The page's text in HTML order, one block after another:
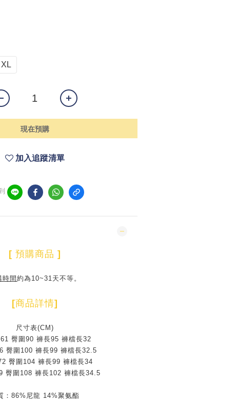
XL
現在預購
加入追蹤清單
[ 預購商品 ]
時間 約為10~31天不等。
[商品詳情]
尺寸表(CM)
臀圍90 褲長95 褲檔長32
臀圍100 褲長99 褲檔長32.5
臀圍104 褲長99 褲檔長34
臀圍108 褲長102 褲檔長34.5
：86%尼龍 14%聚氨酯